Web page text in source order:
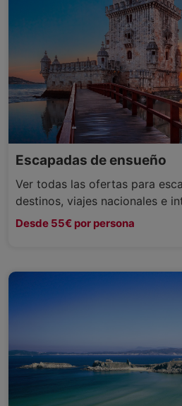
Escapadas de ensueño
Ver todas las ofertas para
destinos, viajes nacionales e
Desde 55€ por persona